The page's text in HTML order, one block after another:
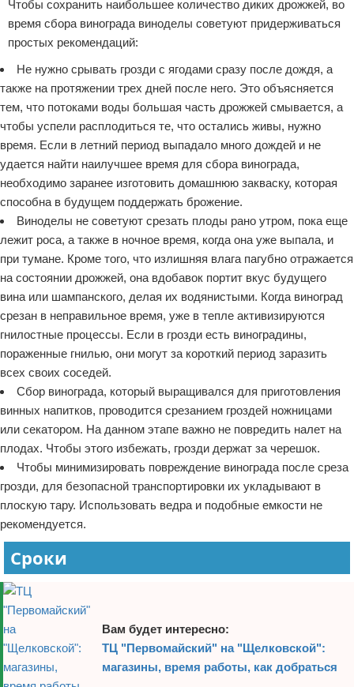
Чтобы сохранить наибольшее количество диких дрожжей, во
время сбора винограда виноделы советуют придерживаться
простых рекомендаций:
Не нужно срывать грозди с ягодами сразу после дождя, а
также на протяжении трех дней после него. Это объясняется
тем, что потоками воды большая часть дрожжей смывается, а
чтобы успели расплодиться те, что остались живы, нужно
время. Если в летний период выпадало много дождей и не
удается найти наилучшее время для сбора винограда,
необходимо заранее изготовить домашнюю закваску, которая
способна в будущем поддержать брожение.
Виноделы не советуют срезать плоды рано утром, пока еще
лежит роса, а также в ночное время, когда она уже выпала, и
при тумане. Кроме того, что излишняя влага пагубно отражается
на состоянии дрожжей, она вдобавок портит вкус будущего
вина или шампанского, делая их водянистыми. Когда виноград
срезан в неправильное время, уже в тепле активизируются
гнилостные процессы. Если в грозди есть виноградины,
пораженные гнилью, они могут за короткий период заразить
всех своих соседей.
Сбор винограда, который выращивался для приготовления
винных напитков, проводится срезанием гроздей ножницами
или секатором. На данном этапе важно не повредить налет на
плодах. Чтобы этого избежать, грозди держат за черешок.
Чтобы минимизировать повреждение винограда после среза
грозди, для безопасной транспортировки их укладывают в
плоскую тару. Использовать ведра и подобные емкости не
рекомендуется.
Сроки
Вам будет интересно:
ТЦ "Первомайский" на "Щелковской":
магазины, время работы, как добраться